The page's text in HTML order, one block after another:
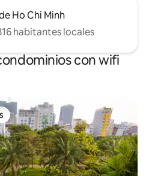
Ho Chi Minh
habitantes locales
con wifi